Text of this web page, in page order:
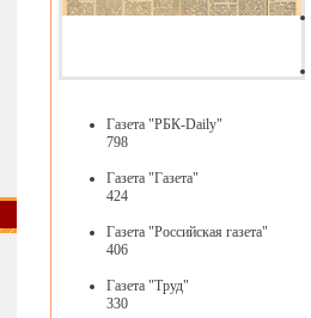
Газета "РБК-Daily"
798
Газета "Газета"
424
Газета "Российская газета"
406
Газета "Труд"
330